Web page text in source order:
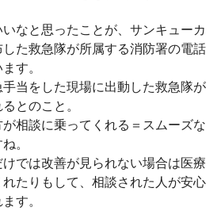
なと思ったことが、サンキューカ
た救急隊が所属する消防署の電話
す。
当をした現場に出動した救急隊が
とのこと。
相談に乗ってくれる＝スムーズな
。
では改善が見られない場合は医療
たりもして、相談された人が安心
す。